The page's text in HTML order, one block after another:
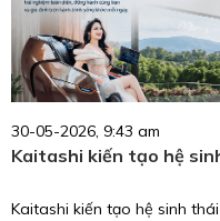
30-05-2026, 9:43 am
Kaitashi kiến tạo hệ
Kaitashi kiến tạo hệ sinh